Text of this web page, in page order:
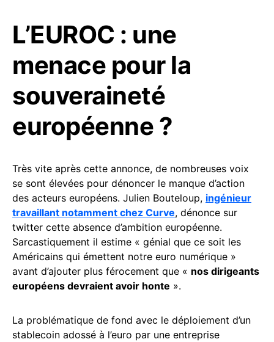
L’EUROC : une
menace pour la
souveraineté
européenne ?
Très vite après cette annonce, de nombreuses voix
se sont élevées pour dénoncer le manque d’action
des acteurs européens. Julien Bouteloup, ingénieur
travaillant notamment chez Curve, dénonce sur
twitter cette absence d’ambition européenne.
Sarcastiquement il estime « génial que ce soit les
Américains qui émettent notre euro numérique »
avant d’ajouter plus férocement que « nos dirigeants
européens devraient avoir honte ».
La problématique de fond avec le déploiement d’un
stablecoin adossé à l’euro par une entreprise